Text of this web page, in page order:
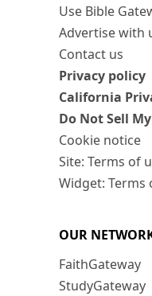
Use Bible
Advertise with
Contact us
Privacy policy
California
Do Not Sell
Cookie notice
Site: Terms of
Widget: Terms
OUR
FaithGateway
StudyGateway